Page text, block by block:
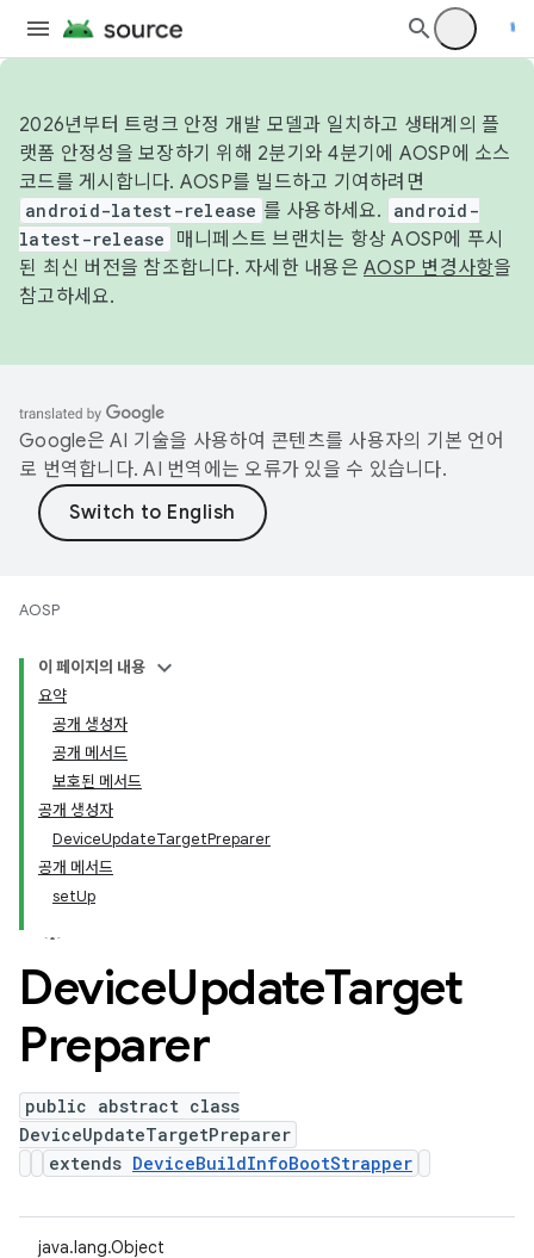
2026년부터 트렁크 안정 개발 모델과 일치하고 생태계의 플
랫폼 안정성을 보장하기 위해 2분기와 4분기에 AOSP에 소스
코드를 게시합니다. AOSP를 빌드하고 기여하려면
android-latest-release 를 사용하세요.
android-
latest-release
매니페스트 브랜치는 항상 AOSP에 푸시
된 최신 버전을 참조합니다. 자세한 내용은 AOSP 변경사항을
참고하세요.
Google은 AI 기술을 사용하여 콘텐츠를 사용자의 기본 언어
로 번역합니다. AI 번역에는 오류가 있을 수 있습니다.
AOSP
이 페이지의 내용
요약
공개 생성자
공개 메서드
보호된 메서드
공개 생성자
DeviceUpdateTargetPreparer
공개 메서드
setUp
DeviceUpdateTarget
Preparer
public abstract class
DeviceUpdateTargetPreparer
extends DeviceBuildInfoBootStrapper
java.lang.Object